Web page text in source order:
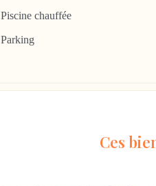
Piscine chauffée
Parking
Ces